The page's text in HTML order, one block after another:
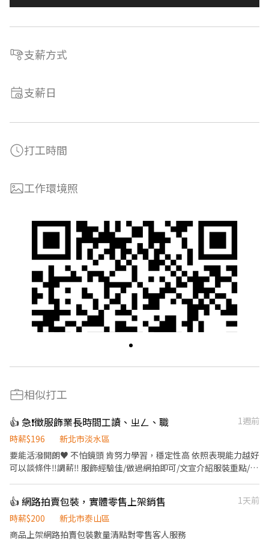
支薪方式
支薪日
打工時間
工作環境照
相似打工
👍 急❗️徵服飾業長時間工讀、ㄓㄥ、職
1週前
時薪$196
新北市淡水區
要能活潑開朗♥️ 不怕鏡頭 肯努力學習，穩定性高 依照表現能力越好
可以談條件‼️調薪‼️ 服飾經驗佳/做過網拍即可/文宣介紹服裝重點/後
之整潔及美觀。 ．負責向顧客介紹商品特徵、找符合客人需求服裝/
尺寸。 ．負責在顧客成交後之包貨、收款、交付商品、紀錄記帳本
📒 ♥️假日公休♥️員工旅遊♥️依表現調薪 👏🏻做的不錯可以轉正👏🏻
👍 網路拍賣包裝，實體零售上架銷售
1天前
時薪$200
新北市泰山區
商品上架網路拍賣包裝數量清點對零售客人服務